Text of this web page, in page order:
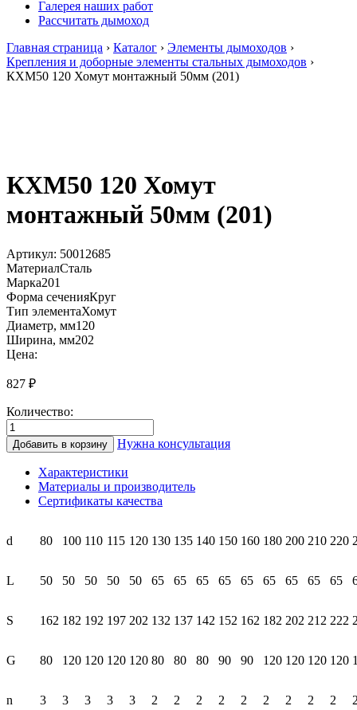
Галерея наших работ
Рассчитать дымоход
Главная страница › Каталог › Элементы дымоходов ›
Крепления и доборные элементы стальных дымоходов ›
КХМ50 120 Хомут монтажный 50мм (201)
КХМ50 120 Хомут
монтажный 50мм (201)
Артикул: 50012685
МатериалСталь
Марка201
Форма сеченияКруг
Тип элементаХомут
Диаметр, мм120
Ширина, мм202
Цена:
827 ₽
Количество:
Количество
товара
КХМ50
Хомут
монтажный
Добавить в корзину Нужна консультация
Характеристики
Материалы и производитель
Сертификаты качества
d 80 100 110 115 120 130 135 140 150 160 180 200 210 220
L 50 50 50 50 50 65 65 65 65 65 65 65 65 65
S 162 182 192 197 202 132 137 142 152 162 182 202 212 222
G 80 120 120 120 120 80 80 80 90 90 120 120 120 120
n 3 3 3 3 3 2 2 2 2 2 2 2 2 2